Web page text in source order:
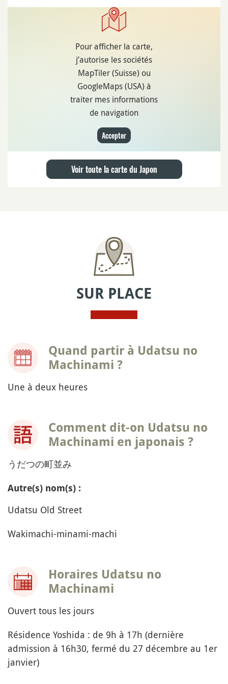
Pour afficher la carte,
j’autorise les sociétés
MapTiler (Suisse) ou
GoogleMaps (USA) à
traiter mes informations
de navigation
Accepter
Voir toute la carte du Japon
SUR PLACE
Quand partir à Udatsu no
Machinami ?
Une à deux heures
Comment dit-on Udatsu no
Machinami en japonais ?
うだつの町並み
Autre(s) nom(s) :
Udatsu Old Street
Wakimachi-minami-machi
Horaires Udatsu no
Machinami
Ouvert tous les jours
Résidence Yoshida : de 9h à 17h (dernière
admission à 16h30, fermé du 27 décembre au 1er
janvier)